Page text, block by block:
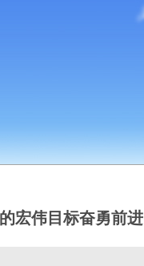
宏伟目标奋勇前进